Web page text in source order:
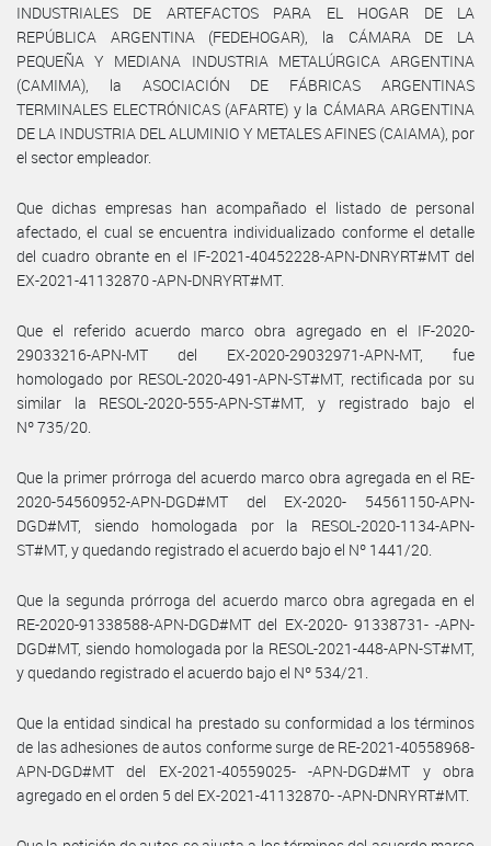
INDUSTRIALES DE ARTEFACTOS PARA EL HOGAR DE LA
REPÚBLICA ARGENTINA (FEDEHOGAR), la CÁMARA DE LA
PEQUEÑA Y MEDIANA INDUSTRIA METALÚRGICA ARGENTINA
(CAMIMA), la ASOCIACIÓN DE FÁBRICAS ARGENTINAS
TERMINALES ELECTRÓNICAS (AFARTE) y la CÁMARA ARGENTINA
DE LA INDUSTRIA DEL ALUMINIO Y METALES AFINES (CAIAMA), por
el sector empleador.
Que dichas empresas han acompañado el listado de personal
afectado, el cual se encuentra individualizado conforme el detalle
del cuadro obrante en el IF-2021-40452228-APN-DNRYRT#MT del
EX-2021-41132870 -APN-DNRYRT#MT.
Que el referido acuerdo marco obra agregado en el IF-2020-
29033216-APN-MT del EX-2020-29032971-APN-MT, fue
homologado por RESOL-2020-491-APN-ST#MT, rectificada por su
similar la RESOL-2020-555-APN-ST#MT, y registrado bajo el
Nº 735/20.
Que la primer prórroga del acuerdo marco obra agregada en el RE-
2020-54560952-APN-DGD#MT del EX-2020- 54561150-APN-
DGD#MT, siendo homologada por la RESOL-2020-1134-APN-
ST#MT, y quedando registrado el acuerdo bajo el Nº 1441/20.
Que la segunda prórroga del acuerdo marco obra agregada en el
RE-2020-91338588-APN-DGD#MT del EX-2020- 91338731- -APN-
DGD#MT, siendo homologada por la RESOL-2021-448-APN-ST#MT,
y quedando registrado el acuerdo bajo el Nº 534/21.
Que la entidad sindical ha prestado su conformidad a los términos
de las adhesiones de autos conforme surge de RE-2021-40558968-
APN-DGD#MT del EX-2021-40559025- -APN-DGD#MT y obra
agregado en el orden 5 del EX-2021-41132870- -APN-DNRYRT#MT.